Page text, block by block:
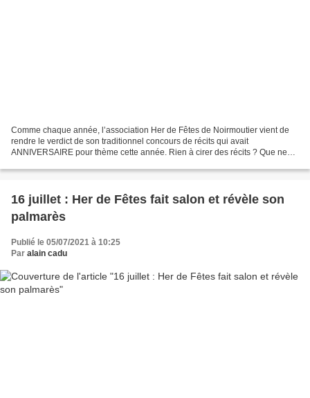
Comme chaque année, l’association Her de Fêtes de Noirmoutier vient de
rendre le verdict de son traditionnel concours de récits qui avait
ANNIVERSAIRE pour thème cette année. Rien à cirer des récits ? Que nenni
16 juillet : Her de Fêtes fait salon et révèle son
palmarès
Publié le 05/07/2021 à 10:25
Par alain cadu